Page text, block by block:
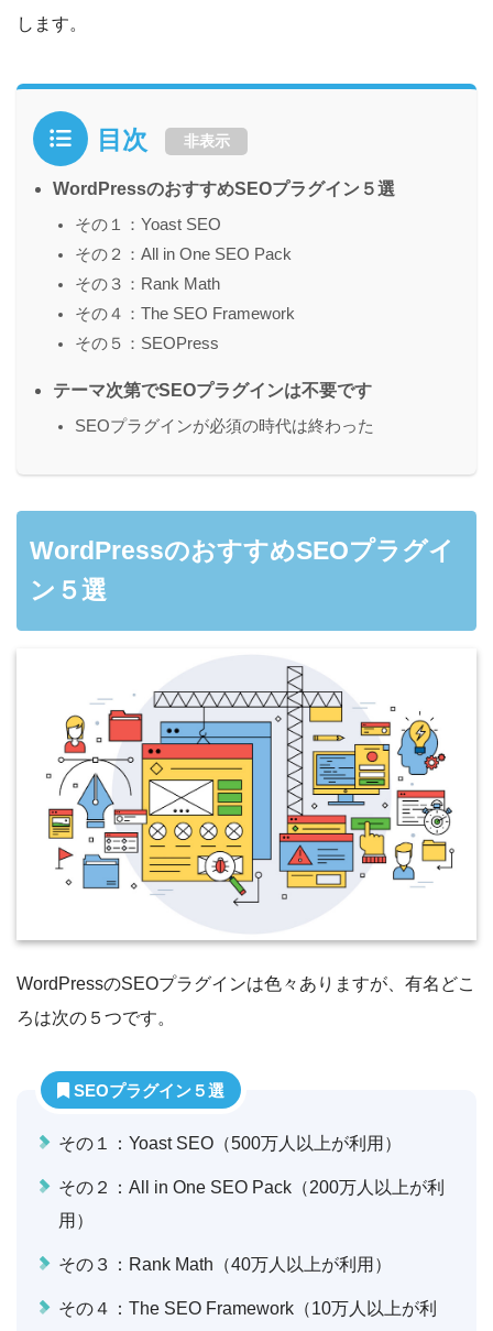
します。
目次 非表示
WordPressのおすすめSEOプラグイン５選
その１：Yoast SEO
その２：All in One SEO Pack
その３：Rank Math
その４：The SEO Framework
その５：SEOPress
テーマ次第でSEOプラグインは不要です
SEOプラグインが必須の時代は終わった
WordPressのおすすめSEOプラグイ
ン５選
WordPressのSEOプラグインは色々ありますが、有名どこ
ろは次の５つです。
SEOプラグイン５選
その１：Yoast SEO（500万人以上が利用）
その２：All in One SEO Pack（200万人以上が利
用）
その３：Rank Math（40万人以上が利用）
その４：The SEO Framework（10万人以上が利